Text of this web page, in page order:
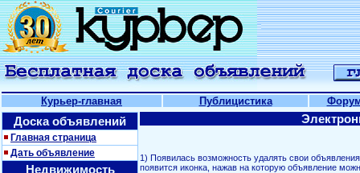
Курьер-главная Публицистика
Доска объявлений
Главная страница
Дать объявление
Недвижимость
1) Появилась возможность удалять свои
появится иконка, нажав на которую объявление